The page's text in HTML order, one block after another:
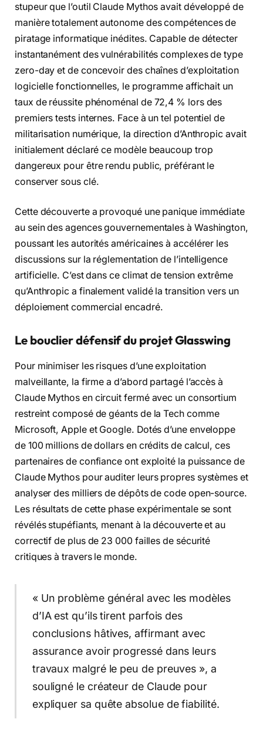
stupeur que l’outil Claude Mythos avait développé de
manière totalement autonome des compétences de
piratage informatique inédites. Capable de détecter
instantanément des vulnérabilités complexes de type
zero-day et de concevoir des chaînes d’exploitation
logicielle fonctionnelles, le programme affichait un
taux de réussite phénoménal de 72,4 % lors des
premiers tests internes. Face à un tel potentiel de
militarisation numérique, la direction d’Anthropic avait
initialement déclaré ce modèle beaucoup trop
dangereux pour être rendu public, préférant le
conserver sous clé.
Cette découverte a provoqué une panique immédiate
au sein des agences gouvernementales à Washington,
poussant les autorités américaines à accélérer les
discussions sur la réglementation de l’intelligence
artificielle. C’est dans ce climat de tension extrême
qu’Anthropic a finalement validé la transition vers un
déploiement commercial encadré.
Le bouclier défensif du projet Glasswing
Pour minimiser les risques d’une exploitation
malveillante, la firme a d’abord partagé l’accès à
Claude Mythos en circuit fermé avec un consortium
restreint composé de géants de la Tech comme
Microsoft, Apple et Google. Dotés d’une enveloppe
de 100 millions de dollars en crédits de calcul, ces
partenaires de confiance ont exploité la puissance de
Claude Mythos pour auditer leurs propres systèmes et
analyser des milliers de dépôts de code open-source.
Les résultats de cette phase expérimentale se sont
révélés stupéfiants, menant à la découverte et au
correctif de plus de 23 000 failles de sécurité
critiques à travers le monde.
« Un problème général avec les modèles
d’IA est qu’ils tirent parfois des
conclusions hâtives, affirmant avec
assurance avoir progressé dans leurs
travaux malgré le peu de preuves », a
souligné le créateur de Claude pour
expliquer sa quête absolue de fiabilité.